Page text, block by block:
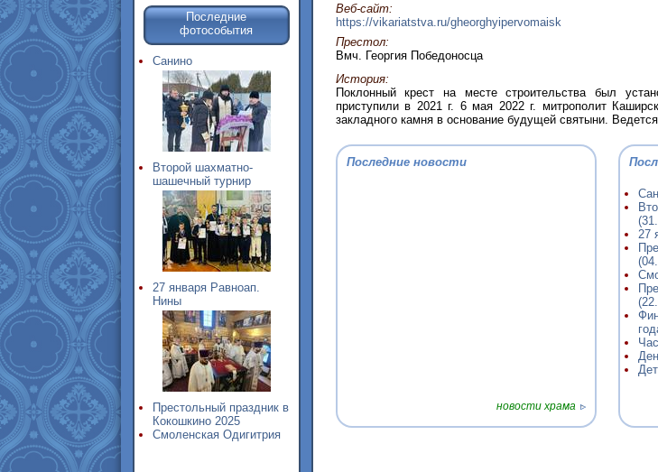
Последние
фотособытия
Санино
Второй шахматно-
шашечный турнир
27 января Равноап.
Нины
Престольный праздник в
Кокошкино 2025
Смоленская Одигитрия
Веб-сайт:
https://vikariatstva.ru/gheorghyipervomaisk
Престол:
Вмч. Георгия Победоносца
История:
Поклонный крест на месте строительства был
приступили в 2021 г. 6 мая 2022 г. митрополит
закладного камня в основание будущей святыни.
Последние новости
27
новости храма